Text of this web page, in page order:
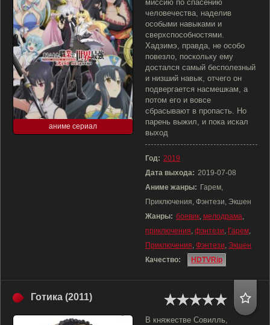
аниме сериал
миссию по спасению
человечества, наделив
особыми навыками и
сверхспособностями.
Хадзимэ, правда, не особо
повезло, поскольку ему
достался самый бесполезный
и низший навык, отчего он
подвергается насмешкам, а
потом его и вовсе
сбрасывают в пропасть. Но
парень выжил, и пока искал
выход
Год: 2019
Дата выхода: 2019-07-08
Аниме жанры: Гарем,
Приключения, Фэнтези, Экшен
Жанры: боевик, мелодрама,
приключения, фэнтези, Гарем,
Приключения, Фэнтези, Экшен
Качество:
HDTVRip
Готика (2011)
В княжестве Совилль,